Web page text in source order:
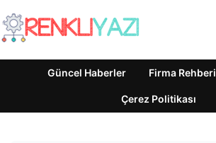
Güncel Haberler Firma Rehberi
Çerez Politikası